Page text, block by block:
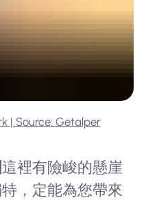
| Source: Getalper
這裡有險峻的懸崖
，定能為您帶來